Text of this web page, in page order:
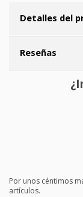
Detalles del
Reseñas
Por unos céntimos
artículos.